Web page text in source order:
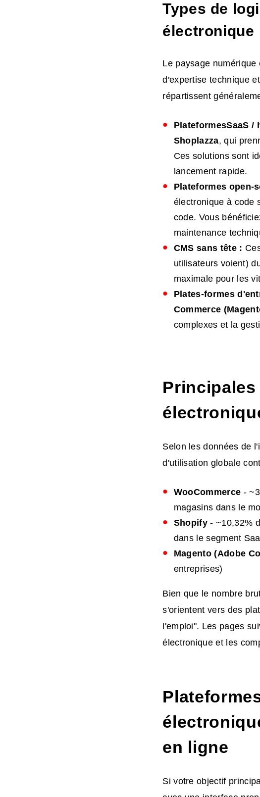
Types de
électronique
Le paysage
d'expertise technique
répartissent
PlateformesSaaS /
Shoplazza, qui
Ces solutions sont
lancement rapide.
Plateformes open-
électronique à code
code. Vous
maintenance
CMS sans tête :
utilisateurs voient)
maximale pour les
Plates-formes
Commerce
complexes et la
Selon les données de
d'utilisation globale
WooCommerce -
magasins dans le
Shopify- ~10,32%
dans le segment
Magento (Adobe
entreprises)
Bien que le nombre
s'orientent vers des
l'emploi". Les pages
électronique et les
en ligne
Si votre objectif